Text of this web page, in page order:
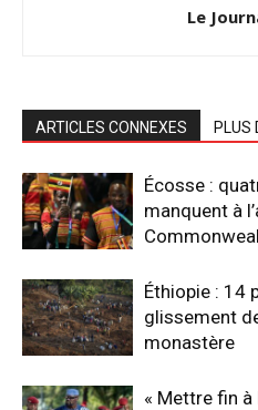
Le
ARTICLES CONNEXES PLUS
Écosse :
manquent à
Éthiopie : 14
glissement
monastère
« Mettre fin à